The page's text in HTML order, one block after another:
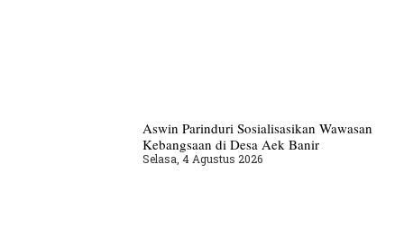
Aswin Parinduri Sosialisasikan Wawasan
Kebangsaan di Desa Aek Banir
Selasa, 4 Agustus 2026